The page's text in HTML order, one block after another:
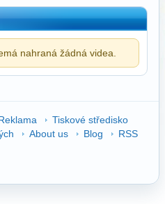
nahraná žádná videa.
Tiskové středisko
About us Blog
RSS